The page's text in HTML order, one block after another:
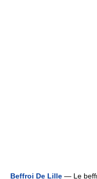
Beffroi De Lille — Le